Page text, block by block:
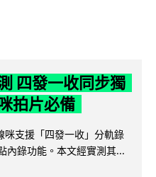
四發一收同步獨
拍片必備
支援「四發一收」分軌錄
內錄功能。本文經實測其...